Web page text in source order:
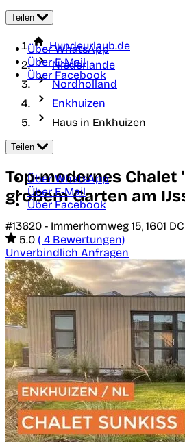
Teilen
Über WhatsApp
Über E-Mail
Über Facebook
Hundeurlaub.de
Niederlande
Nordholland
Enkhuizen
Haus in Enkhuizen
Teilen
Über WhatsApp
Über E-Mail
Über Facebook
Top-modernes Chalet
großem Garten am
#13620 - Immerhornweg 15, 1601 DC
5.0 ( 4 Bewertungen)
Unverbindlich Anfragen